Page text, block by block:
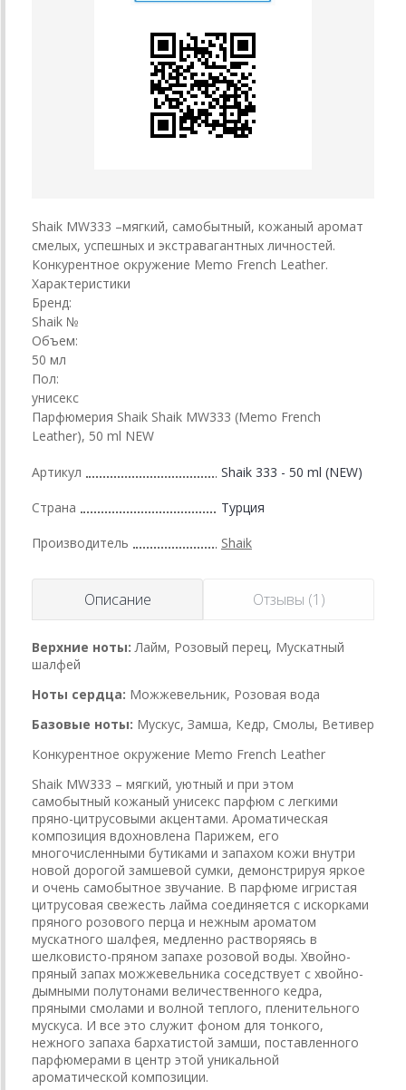
Shaik MW333 –мягкий, самобытный, кожаный аромат
смелых, успешных и экстравагантных личностей.
Конкурентное окружение Memo French Leather.
Характеристики
Бренд:
Shaik №
Объем:
50 мл
Пол:
унисекс
Парфюмерия Shaik Shaik MW333 (Memo French
Leather), 50 ml NEW
Артикул Shaik 333 - 50 ml (NEW)
Страна Турция
Производитель Shaik
Описание Отзывы (1)
Верхние ноты: Лайм, Розовый перец, Мускатный
шалфей
Ноты сердца: Можжевельник, Розовая вода
Базовые ноты: Мускус, Замша, Кедр, Смолы, Ветивер
Конкурентное окружение Memo French Leather
Shaik MW333 – мягкий, уютный и при этом
самобытный кожаный унисекс парфюм с легкими
пряно-цитрусовыми акцентами. Ароматическая
композиция вдохновлена Парижем, его
многочисленными бутиками и запахом кожи внутри
новой дорогой замшевой сумки, демонстрируя яркое
и очень самобытное звучание. В парфюме игристая
цитрусовая свежесть лайма соединяется с искорками
пряного розового перца и нежным ароматом
мускатного шалфея, медленно растворяясь в
шелковисто-пряном запахе розовой воды. Хвойно-
пряный запах можжевельника соседствует с хвойно-
дымными полутонами величественного кедра,
пряными смолами и волной теплого, пленительного
мускуса. И все это служит фоном для тонкого,
нежного запаха бархатистой замши, поставленного
парфюмерами в центр этой уникальной
ароматической композиции.